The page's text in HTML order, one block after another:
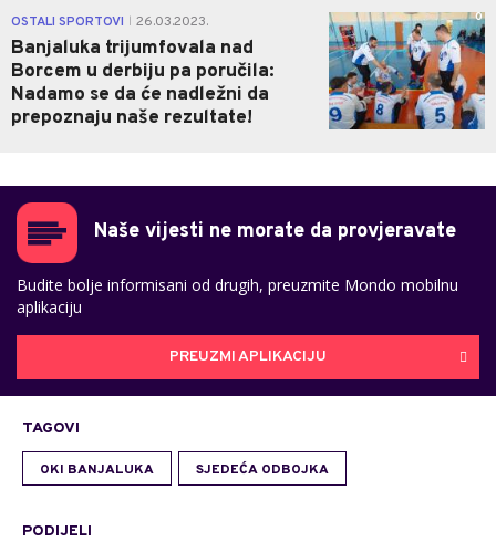
OSTALI SPORTOVI 26.03.2023.
Banjaluka trijumfovala nad
Borcem u derbiju pa poručila:
Nadamo se da će nadležni da
prepoznaju naše rezultate!
0
Naše vijesti ne morate da provjeravate
Budite bolje informisani od drugih, preuzmite Mondo mobilnu
aplikaciju
PREUZMI APLIKACIJU
TAGOVI
OKI BANJALUKA SJEDEĆA ODBOJKA
PODIJELI